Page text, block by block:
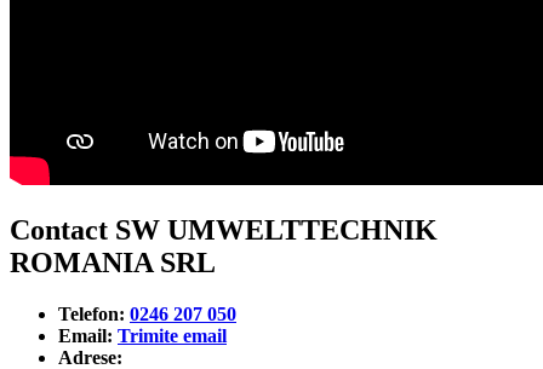
Contact SW UMWELTTECHNIK
ROMANIA SRL
Telefon: 0246 207 050
Email: Trimite email
Adrese: